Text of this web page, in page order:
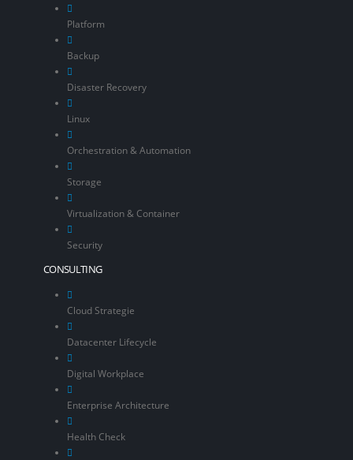
Platform
Backup
Disaster Recovery
Linux
Orchestration & Automation
Storage
Virtualization & Container
Security
CONSULTING
Cloud Strategie
Datacenter Lifecycle
Digital Workplace
Enterprise Architecture
Health Check